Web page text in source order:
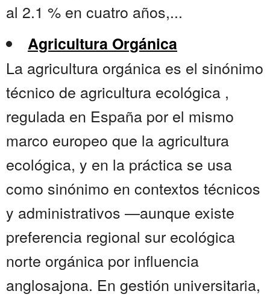
al 2.1 % en cuatro años,...
Agricultura Orgánica
La agricultura orgánica es el sinónimo
técnico de agricultura ecológica ,
regulada en España por el mismo
marco europeo que la agricultura
ecológica, y en la práctica se usa
como sinónimo en contextos técnicos
y administrativos —aunque existe
preferencia regional sur ecológica
norte orgánica por influencia
anglosajona. En gestión universitaria,